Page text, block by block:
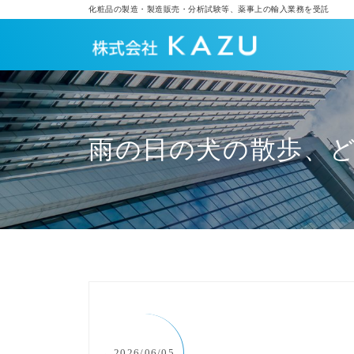
化粧品の製造・製造販売・分析試験等、薬事上の輸入業務を受託
雨の日の犬の散歩、